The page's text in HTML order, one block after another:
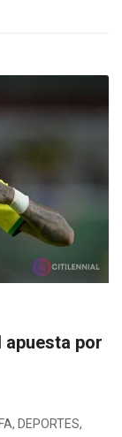
apuesta por
, DEPORTES,